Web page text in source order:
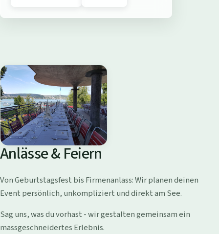
r
B
a
d
i
W
o
l
i
s
h
o
Anlässe & Feiern
Von Geburtstagsfest bis Firmenanlass: Wir planen deinen
Event persönlich, unkompliziert und direkt am See.
Sag uns, was du vorhast - wir gestalten gemeinsam ein
massgeschneidertes Erlebnis.